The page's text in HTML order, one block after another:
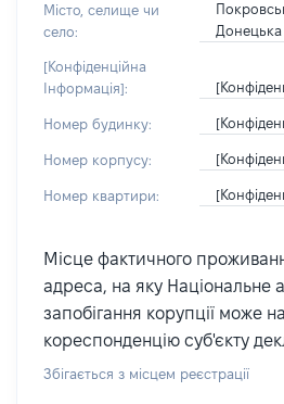
Місто, селище чи
село:
Донецька
[Конфіденційна
Інформація]:
Номер будинку:
Номер корпусу:
Номер квартири:
Місце фактичного
адреса, на яку Національне
запобігання корупції може
кореспонденцію суб'єкту
Збігається з місцем реєстрації